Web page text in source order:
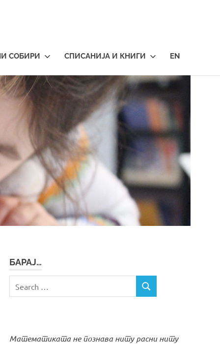
СОБИРИ СПИСАНИЈА И КНИГИ EN
БАРАЈ…
for:
SEARCH
Математиката не познава ниту расни ниту